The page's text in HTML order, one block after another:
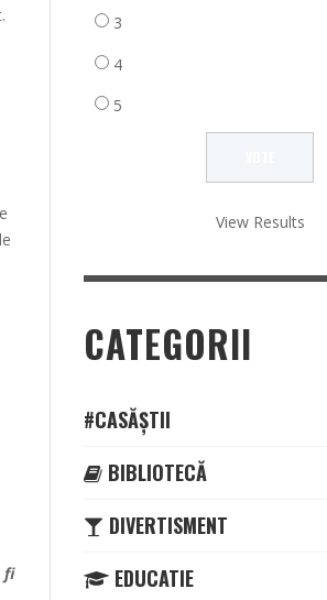
fi
3
4
5
View Results
CATEGORII
#CASĂȘTII
BIBLIOTECĂ
DIVERTISMENT
EDUCATIE